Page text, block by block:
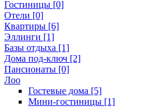
Гостиницы [0]
Отели [0]
Квартиры [6]
Эллинги [1]
Базы отдыха [1]
Дома под-ключ [2]
Пансионаты [0]
Лоо
Гостевые дома [5]
Мини-гостиницы [1]